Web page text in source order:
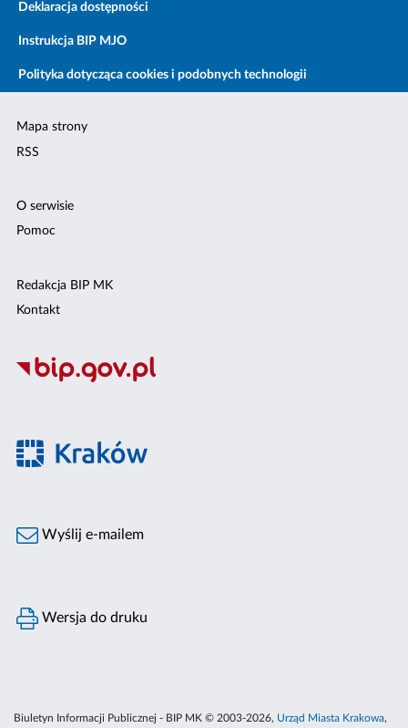
Deklaracja dostępności
Instrukcja BIP MJO
Polityka dotycząca cookies i podobnych technologii
Mapa strony
RSS
O serwisie
Pomoc
Redakcja BIP MK
Kontakt
Wyślij e-mailem
Wersja do druku
Biuletyn Informacji Publicznej - BIP MK © 2003-2026, Urząd Miasta Krakowa,